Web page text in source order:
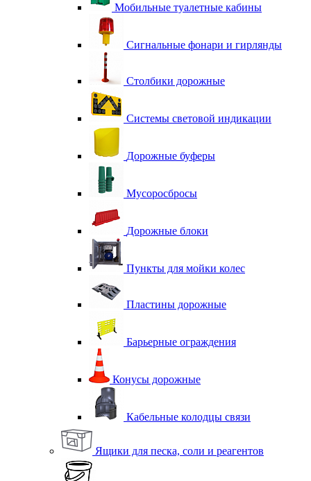
Мобильные туалетные кабины
Сигнальные фонари и гирлянды
Столбики дорожные
Системы световой индикации
Дорожные буферы
Мусоросбросы
Дорожные блоки
Пункты для мойки колес
Пластины дорожные
Барьерные ограждения
Конусы дорожные
Кабельные колодцы связи
Ящики для песка, соли и реагентов